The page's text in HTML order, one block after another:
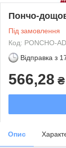
Пончо-
Під замовлення
Код: PONCHO-
Відправка з
566,28 ₴
Опис